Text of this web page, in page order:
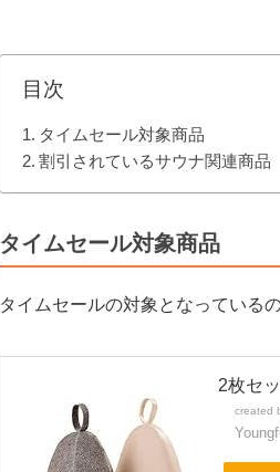
目次
タイムセール対象商品
割引されているサウナ関連商品
タイムセール対象商品
タイムセールの対象となっている
2枚セ
created